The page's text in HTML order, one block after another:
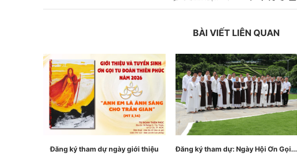
BÀI VIẾT LIÊN QUAN
Đăng ký tham dự ngày giới thiệu
Đăng ký tham dự: Ngày Hội Ơn Gọi...